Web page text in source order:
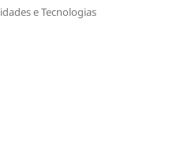
e Tecnologias